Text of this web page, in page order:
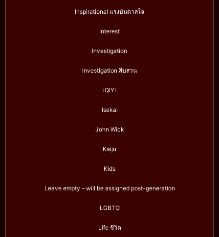
Inspirational แรงบันดาลใจ
Interest
Investigation
Investigation สืบสวน
iQIYI
Isekai
John Wick
Kaiju
Kids
Leave empty – will be assigned post-generation
LGBTQ
Life ชีวิต